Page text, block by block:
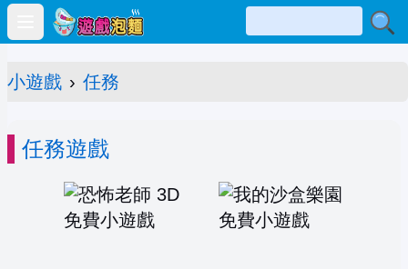
Open main menu
小遊戲 › 任務
任務遊戲